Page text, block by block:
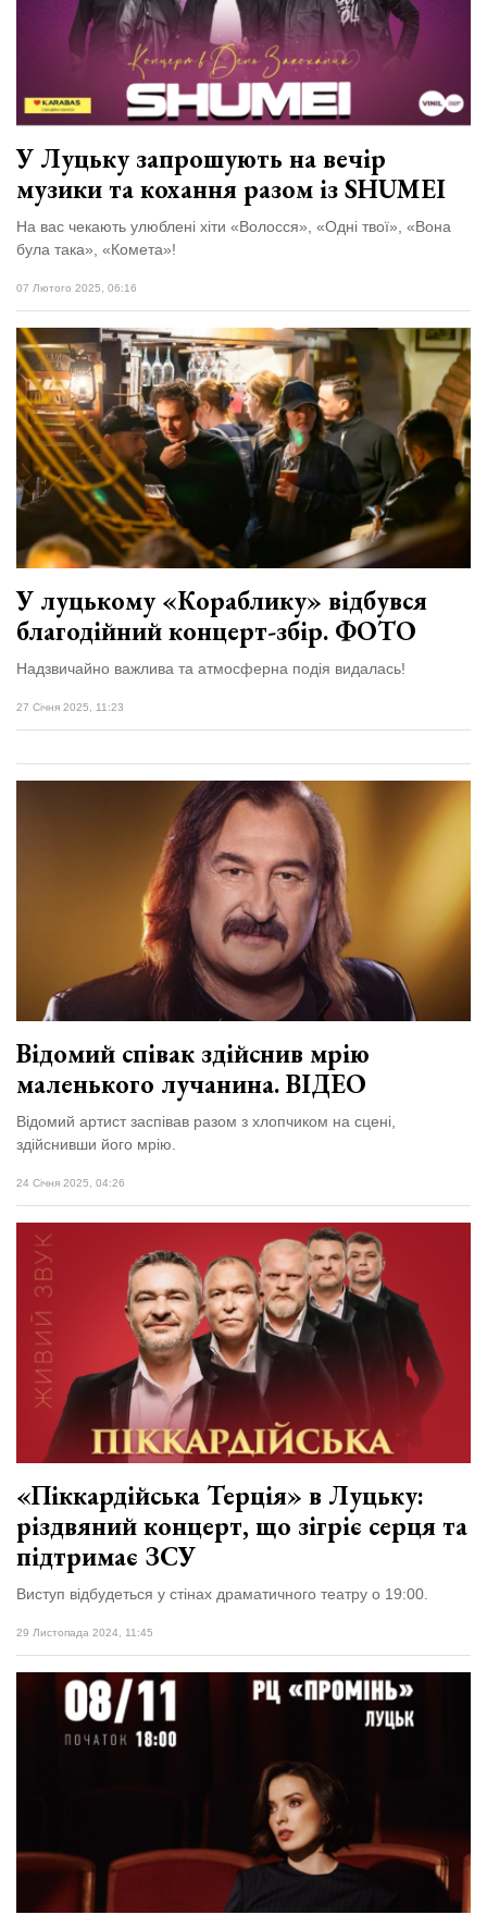
У Луцьку запрошують на вечір
музики та кохання разом із SHUMEI
На вас чекають улюблені хіти «Волосся», «Одні твої», «Вона
була така», «Комета»!
07 Лютого 2025, 06:16
У луцькому «Кораблику» відбувся
благодійний концерт-збір. ФОТО
Надзвичайно важлива та атмосферна подія видалась!
27 Січня 2025, 11:23
Відомий співак здійснив мрію
маленького лучанина. ВІДЕО
Відомий артист заспівав разом з хлопчиком на сцені,
здійснивши його мрію.
24 Січня 2025, 04:26
«Піккардійська Терція» в Луцьку:
різдвяний концерт, що зігріє серця та
підтримає ЗСУ
Виступ відбудеться у стінах драматичного театру о 19:00.
29 Листопада 2024, 11:45